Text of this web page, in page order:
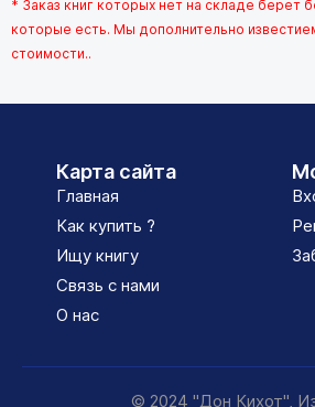
* Заказ книг которых нет на складе берет
которые есть. Мы дополнительно
стоимости..
Карта сайта
Главная
Как купить ?
Ищу книгу
Связь с нами
О нас
© 2024 "Дон Кихот",